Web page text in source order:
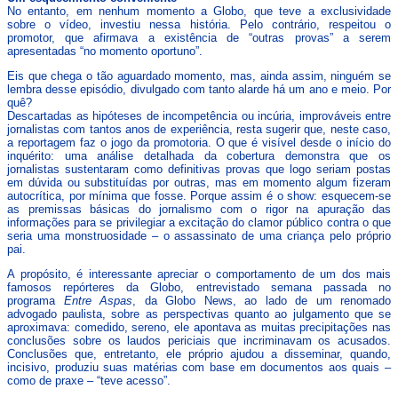
No entanto, em nenhum momento a Globo, que teve a exclusividade
sobre o vídeo, investiu nessa história. Pelo contrário, respeitou o
promotor, que afirmava a existência de “outras provas” a serem
apresentadas “no momento oportuno”.
Eis que chega o tão aguardado momento, mas, ainda assim, ninguém se
lembra desse episódio, divulgado com tanto alarde há um ano e meio. Por
quê?
Descartadas as hipóteses de incompetência ou incúria, improváveis entre
jornalistas com tantos anos de experiência, resta sugerir que, neste caso,
a reportagem faz o jogo da promotoria. O que é visível desde o início do
inquérito: uma análise detalhada da cobertura demonstra que os
jornalistas sustentaram como definitivas provas que logo seriam postas
em dúvida ou substituídas por outras, mas em momento algum fizeram
autocrítica, por mínima que fosse. Porque assim é o show: esquecem-se
as premissas básicas do jornalismo com o rigor na apuração das
informações para se privilegiar a excitação do clamor público contra o que
seria uma monstruosidade – o assassinato de uma criança pelo próprio
pai.
A propósito, é interessante apreciar o comportamento de um dos mais
famosos repórteres da Globo, entrevistado semana passada no
programa Entre Aspas , da Globo News, ao lado de um renomado
advogado paulista, sobre as perspectivas quanto ao julgamento que se
aproximava: comedido, sereno, ele apontava as muitas precipitações nas
conclusões sobre os laudos periciais que incriminavam os acusados.
Conclusões que, entretanto, ele próprio ajudou a disseminar, quando,
incisivo, produziu suas matérias com base em documentos aos quais –
como de praxe – “teve acesso”.